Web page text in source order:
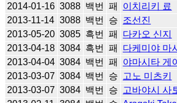
2014-01-16 3088 백번 패 이치리키 료
2013-11-14 3088 백번 승 조선진
2013-05-20 3085 흑번 패 다카오 신지
2013-04-18 3084 흑번 패 다케미야 마
2013-04-04 3084 백번 패 야마시타 게
2013-03-07 3084 백번 승 고노 미츠키
2013-03-07 3084 백번 승 고바야시 사